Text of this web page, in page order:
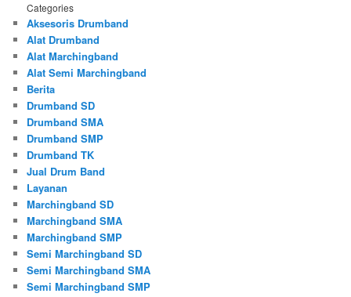
Categories
Aksesoris Drumband
Alat Drumband
Alat Marchingband
Alat Semi Marchingband
Berita
Drumband SD
Drumband SMA
Drumband SMP
Drumband TK
Jual Drum Band
Layanan
Marchingband SD
Marchingband SMA
Marchingband SMP
Semi Marchingband SD
Semi Marchingband SMA
Semi Marchingband SMP